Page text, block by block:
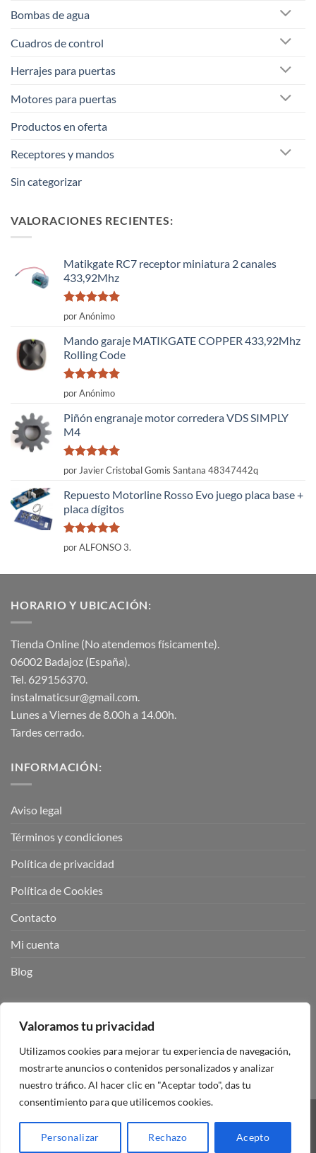
Valoramos tu privacidad
Utilizamos cookies para mejorar tu experiencia de navegación,
mostrarte anuncios o contenidos personalizados y analizar
nuestro tráfico. Al hacer clic en "Aceptar todo", das tu
consentimiento para que utilicemos cookies.
Personalizar Rechazo Acepto
Bombas de agua
Cuadros de control
Herrajes para puertas
Motores para puertas
Productos en oferta
Receptores y mandos
Sin categorizar
VALORACIONES RECIENTES:
Matikgate RC7 receptor miniatura 2 canales
433,92Mhz
Valorado
con
por Anónimo
Mando garaje MATIKGATE COPPER 433,92Mhz
Rolling Code
Valorado
con
por Anónimo
Piñón engranaje motor corredera VDS SIMPLY
M4
Valorado
con
por Javier Cristobal Gomis Santana 48347442q
Repuesto Motorline Rosso Evo juego placa base +
placa dígitos
Valorado
con
por ALFONSO 3.
HORARIO Y UBICACIÓN:
Tienda Online (No atendemos físicamente).
06002 Badajoz (España).
Tel. 629156370.
instalmaticsur@gmail.com.
Lunes a Viernes de 8.00h a 14.00h.
Tardes cerrado.
INFORMACIÓN:
Aviso legal
Términos y condiciones
Política de privacidad
Política de Cookies
Contacto
Mi cuenta
Blog
Visa PayPal Stripe MasterCard
Copyright 2026 ©Mando Garaje Universal Tienda Online España.